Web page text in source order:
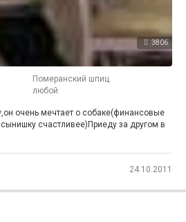
3806
Померанский шпиц
любой
очень мечтает о собаке(финансовые
счастливее)Приеду за другом в
24.10.2011